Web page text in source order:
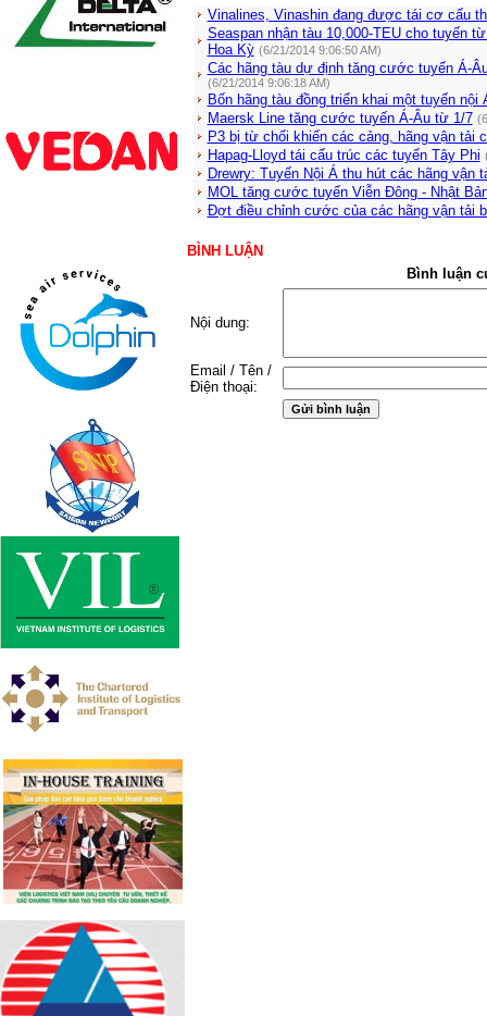
Vinalines, Vinashin đang được tái cơ cấu
Seaspan nhận tàu 10,000-TEU cho tuyến
Hoa Kỳ (6/21/2014 9:06:50 AM)
Các hãng tàu dự định tăng cước tuyến Á-
(6/21/2014 9:06:18 AM)
Bốn hãng tàu đồng triển khai một tuyến nội
Maersk Line tăng cước tuyến Á-Âu từ 1/7
P3 bị từ chối khiến các cảng, hãng vận tải
Hapag-Lloyd tái cấu trúc các tuyến Tây Phi
Drewry: Tuyến Nội Á thu hút các hãng vận
MOL tăng cước tuyến Viễn Đông - Nhật
Đợt điều chỉnh cước của các hãng vận tải
BÌNH LUẬN
Bình luận
Nội dung:
Email / Tên /
Điện thoại: